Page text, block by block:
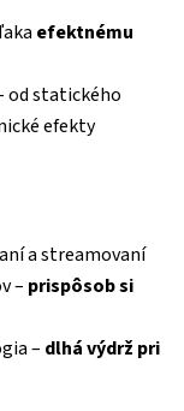
efektnému
od statického
efekty
a streamovaní
– prispôsob si
– dlhá výdrž pri